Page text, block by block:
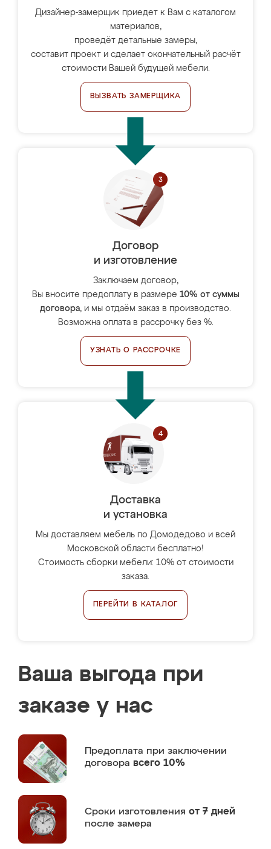
Дизайнер-замерщик приедет к Вам с каталогом
материалов,
проведёт детальные замеры,
составит проект и сделает окончательный расчёт
стоимости Вашей будущей мебели.
ВЫЗВАТЬ ЗАМЕРЩИКА
Договор
и изготовление
Заключаем договор,
Вы вносите предоплату в размере 10% от суммы
договора, и мы отдаём заказ в производство.
Возможна оплата в рассрочку без %.
УЗНАТЬ О РАССРОЧКЕ
Доставка
и установка
Мы доставляем мебель по Домодедово и всей
Московской области бесплатно!
Стоимость сборки мебели: 10% от стоимости
заказа.
ПЕРЕЙТИ В КАТАЛОГ
Ваша выгода при
заказе у нас
Предоплата при заключении
договора всего 10%
Сроки изготовления от 7 дней
после замера